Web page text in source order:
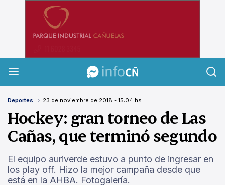
Deportes 23 de noviembre de 2018 - 15:04 hs
Hockey: gran torneo de Las
Cañas, que terminó segundo
El equipo auriverde estuvo a punto de ingresar en
los play off. Hizo la mejor campaña desde que
está en la AHBA. Fotogalería.